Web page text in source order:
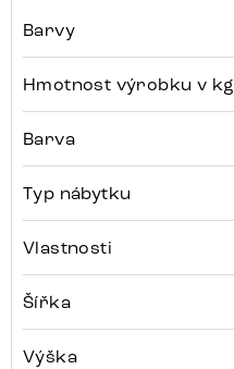
Barvy
Hmotnost výrobku v kg
Barva
Typ nábytku
Vlastnosti
Šířka
Výška